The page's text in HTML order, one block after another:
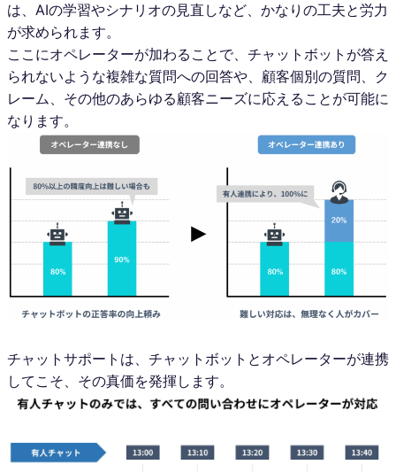
は、AIの学習やシナリオの見直しなど、かなりの工夫と労力
が求められます。
ここにオペレーターが加わることで、チャットボットが答え
られないような複雑な質問への回答や、顧客個別の質問、ク
レーム、その他のあらゆる顧客ニーズに応えることが可能に
なります。
チャットサポートは、チャットボットとオペレーターが連携
してこそ、その真価を発揮します。